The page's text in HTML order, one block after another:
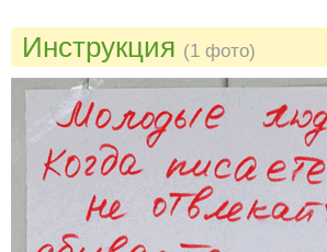
Инструкция (1 фото)